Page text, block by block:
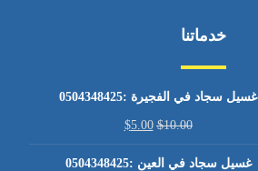
خدماتنا
غسيل سجاد في الفجيرة :0504348425
$10.00
$5.00
غسيل سجاد في العين :0504348425